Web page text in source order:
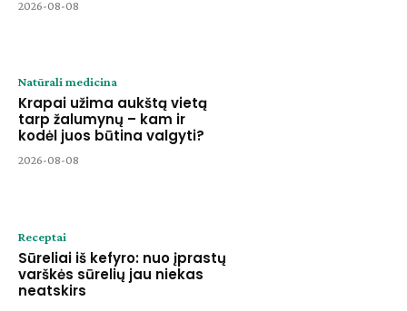
2026-08-08
Natūrali medicina
Krapai užima aukštą vietą
tarp žalumynų – kam ir
kodėl juos būtina valgyti?
2026-08-08
Receptai
Sūreliai iš kefyro: nuo įprastų
varškės sūrelių jau niekas
neatskirs